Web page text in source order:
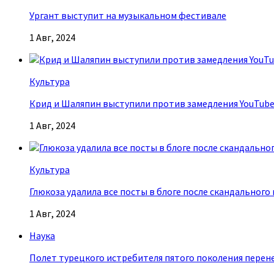
Ургант выступит на музыкальном фестивале
1 Авг, 2024
Культура
Крид и Шаляпин выступили против замедления YouTube
1 Авг, 2024
Культура
Глюкоза удалила все посты в блоге после
1 Авг, 2024
Наука
Полет турецкого истребителя пятого поколения